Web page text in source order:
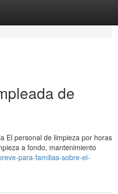
de
El personal de limpieza por horas
a fondo, mantenimiento
para-familias-sobre-el-